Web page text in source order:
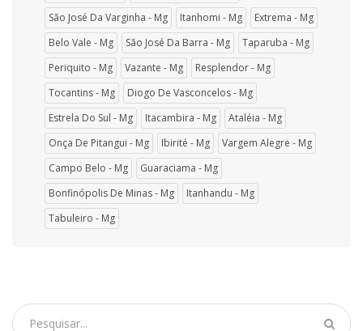
São José Da Varginha - Mg
Itanhomi - Mg
Extrema - Mg
Belo Vale - Mg
São José Da Barra - Mg
Taparuba - Mg
Periquito - Mg
Vazante - Mg
Resplendor - Mg
Tocantins - Mg
Diogo De Vasconcelos - Mg
Estrela Do Sul - Mg
Itacambira - Mg
Ataléia - Mg
Onça De Pitangui - Mg
Ibirité - Mg
Vargem Alegre - Mg
Campo Belo - Mg
Guaraciama - Mg
Bonfinópolis De Minas - Mg
Itanhandu - Mg
Tabuleiro - Mg